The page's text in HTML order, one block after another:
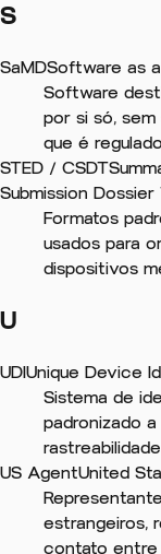
S
SaMDSoftware as
Software
por si só,
que é
STED / CSDT
Submission Dossier
Formatos
usados para
dispositivos
U
UDIUnique Device
Sistema de
padronizado
US AgentUnited
estrangeiros,
contato entre